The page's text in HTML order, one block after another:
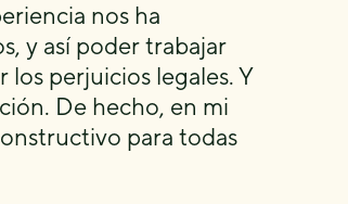
nos ha
y así poder trabajar
perjuicios legales. Y
De hecho, en mi
para todas